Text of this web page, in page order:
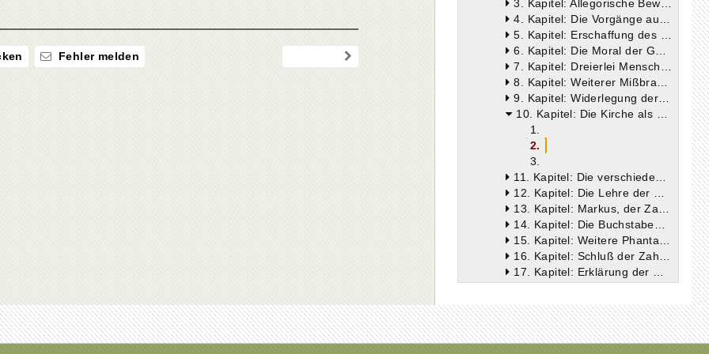
Fehler melden
3. Kapitel: Allegorische Beweisführung der Valentinianer aus der Hl. Schrift
4. Kapitel: Die Vorgänge außerhalb des Pleroma.— Entstehung der Materie
5. Kapitel: Erschaffung des Demiurgen und des Menschen
6. Kapitel: Die Moral der Gnostiker
7. Kapitel: Dreierlei Menschen und ihr Los
8. Kapitel: Weiterer Mißbrauch der Hl. Schrift
9. Kapitel: Widerlegung der gnostischen Schrifterklärung
10. Kapitel: Die Kirche als Trägerin der Wahrheit
1.
2.
3.
11. Kapitel: Die verschiedenen Lehren des Valentinus, Secundus und anderer
12. Kapitel: Die Lehre der Ptolemäer und Colarbasäer
13. Kapitel: Markus, der Zauberer
14. Kapitel: Die Buchstaben- und Zahlenspielerei des Markus
15. Kapitel: Weitere Phantastereien des Markus
16. Kapitel: Schluß der Zahlenspielerei
17. Kapitel: Erklärung der Himmelserscheinungen
19. Kapitel: Der unsichtbare Vorvater
20. Kapitel: Der Vorvater in den Apokryphen und im Neuen Testament
21. Kapitel: Die Erlösung bei den Irrlehrern